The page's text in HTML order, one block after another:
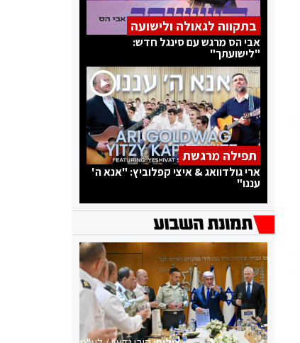
בתקווה לגאולה ולישועה
אבי הס מרגש עם סינגל חדש:
"לישועתך"
תפילה מרגשת
ארי גולדוואג & איצי קפלוביץ: "אנא ה'
עננו"